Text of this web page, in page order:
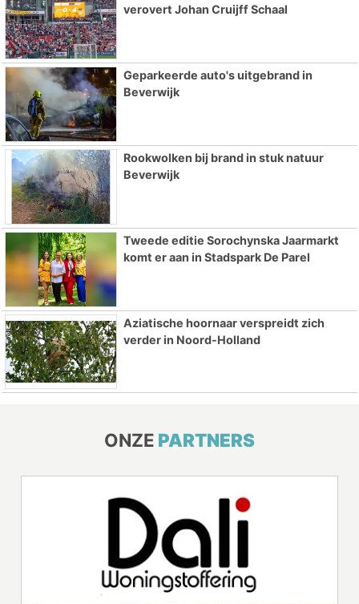
verovert Johan Cruijff Schaal
Geparkeerde auto's uitgebrand in
Beverwijk
Rookwolken bij brand in stuk natuur
Beverwijk
Tweede editie Sorochynska Jaarmarkt
komt er aan in Stadspark De Parel
Aziatische hoornaar verspreidt zich
verder in Noord-Holland
ONZE PARTNERS